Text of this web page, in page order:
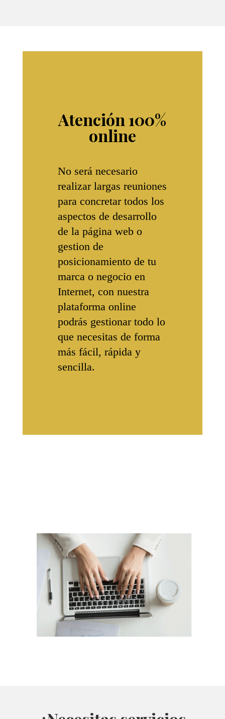
Atención 100%
online
No será necesario
realizar largas reuniones
para concretar todos los
aspectos de desarrollo
de la página web o
gestion de
posicionamiento de tu
marca o negocio en
Internet, con nuestra
plataforma online
podrás gestionar todo lo
que necesitas de forma
más fácil, rápida y
sencilla.